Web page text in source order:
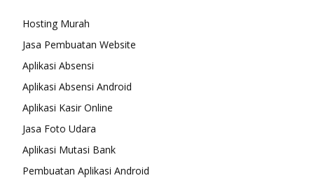
Hosting Murah
Jasa Pembuatan Website
Aplikasi Absensi
Aplikasi Absensi Android
Aplikasi Kasir Online
Jasa Foto Udara
Aplikasi Mutasi Bank
Pembuatan Aplikasi Android